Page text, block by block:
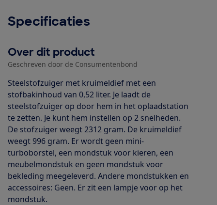
Specificaties
Over dit product
Geschreven door de Consumentenbond
Steelstofzuiger met kruimeldief met een
stofbakinhoud van 0,52 liter. Je laadt de
steelstofzuiger op door hem in het oplaadstation
te zetten. Je kunt hem instellen op 2 snelheden.
De stofzuiger weegt 2312 gram. De kruimeldief
weegt 996 gram. Er wordt geen mini-
turboborstel, een mondstuk voor kieren, een
meubelmondstuk en geen mondstuk voor
bekleding meegeleverd. Andere mondstukken en
accessoires: Geen. Er zit een lampje voor op het
mondstuk.